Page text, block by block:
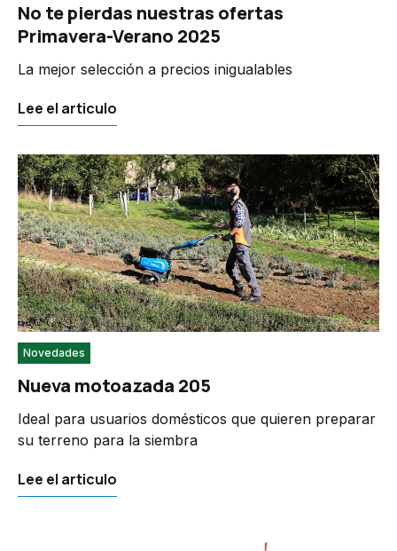
No te pierdas nuestras ofertas
Primavera-Verano 2025
La mejor selección a precios inigualables
Lee el articulo
Novedades
Nueva motoazada 205
Ideal para usuarios domésticos que quieren preparar
su terreno para la siembra
Lee el articulo